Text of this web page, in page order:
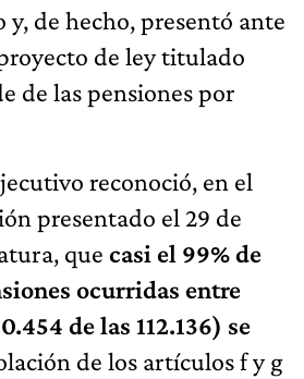
y, de hecho, presentó ante
de ley titulado
de las pensiones por
reconoció, en el
presentado el 29 de
que casi el 99% de
ocurridas entre
de las 112.136) se
de los artículos f y g